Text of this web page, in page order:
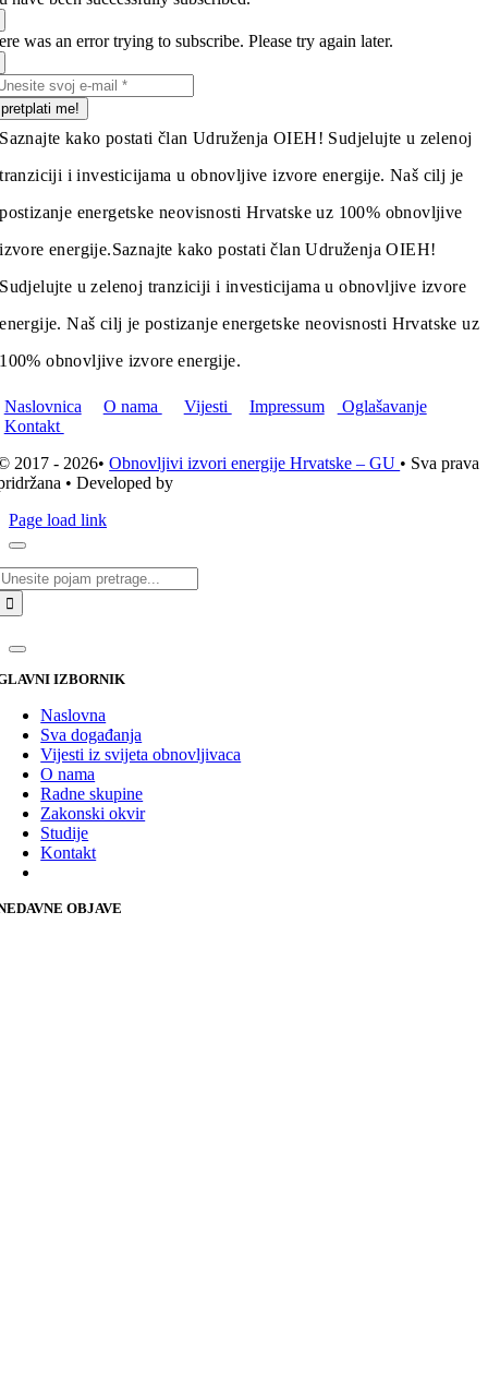
was an error trying to subscribe. Please try again later.
pretplati me!
Saznajte kako postati član Udruženja OIEH! Sudjelujte u zelenoj
tranziciji i investicijama u obnovljive izvore energije. Naš cilj je
postizanje energetske neovisnosti Hrvatske uz 100% obnovljive
izvore energije.Saznajte kako postati član Udruženja OIEH!
Sudjelujte u zelenoj tranziciji i investicijama u obnovljive izvore
energije. Naš cilj je postizanje energetske neovisnosti Hrvatske uz
100% obnovljive izvore energije.
Naslovnica O nama Vijesti Impressum
Oglašavanje
Kontakt
2017 - 2026•Obnovljivi izvori energije Hrvatske – GU • Sva prava
• Developed by
Page load link
IZBORNIK
Naslovna
Sva događanja
Vijesti iz svijeta obnovljivaca
O nama
Radne skupine
Zakonski okvir
Studije
Kontakt
OBJAVE